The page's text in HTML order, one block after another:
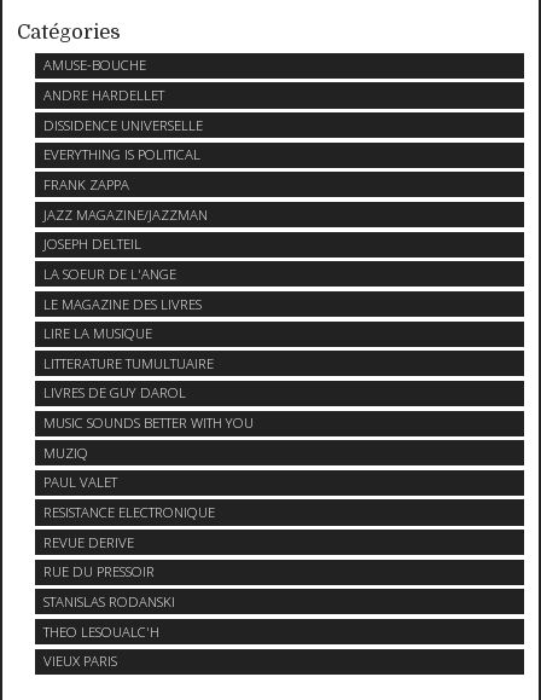
Catégories
AMUSE-BOUCHE
ANDRE HARDELLET
DISSIDENCE UNIVERSELLE
EVERYTHING IS POLITICAL
FRANK ZAPPA
JAZZ MAGAZINE/JAZZMAN
JOSEPH DELTEIL
LA SOEUR DE L'ANGE
LE MAGAZINE DES LIVRES
LIRE LA MUSIQUE
LITTERATURE TUMULTUAIRE
LIVRES DE GUY DAROL
MUSIC SOUNDS BETTER WITH YOU
MUZIQ
PAUL VALET
RESISTANCE ELECTRONIQUE
REVUE DERIVE
RUE DU PRESSOIR
STANISLAS RODANSKI
THEO LESOUALC'H
VIEUX PARIS